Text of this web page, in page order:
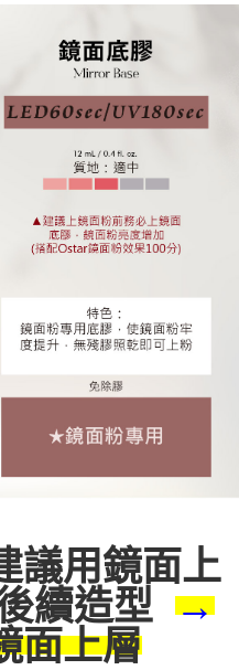
可結帳。
後，將跳轉至「AFTEE先享後付」
即可完成結帳。
簡訊中的連結，可透過四大超商／
方視為交易完成。
費，但若您需要取消訂單，請聯絡
單仍視為有效，需透過AFTEE先享
之結帳頁面顯示為準，若有關於
關疑問，請聯繫「AFTEE先享後付
support/home
「AFTEE先享後付」服務完成之交
料，並將交易相關給付款項請求債
網址：
人或監護人之同意方可使用
不足之情形，本公司將視審查結果
註冊。若發現惡意使用之情形，
之使用額度並採取法律行動。
運費
運費
運費
免運費
免運費
議用鏡面上
續造型 →
面上層